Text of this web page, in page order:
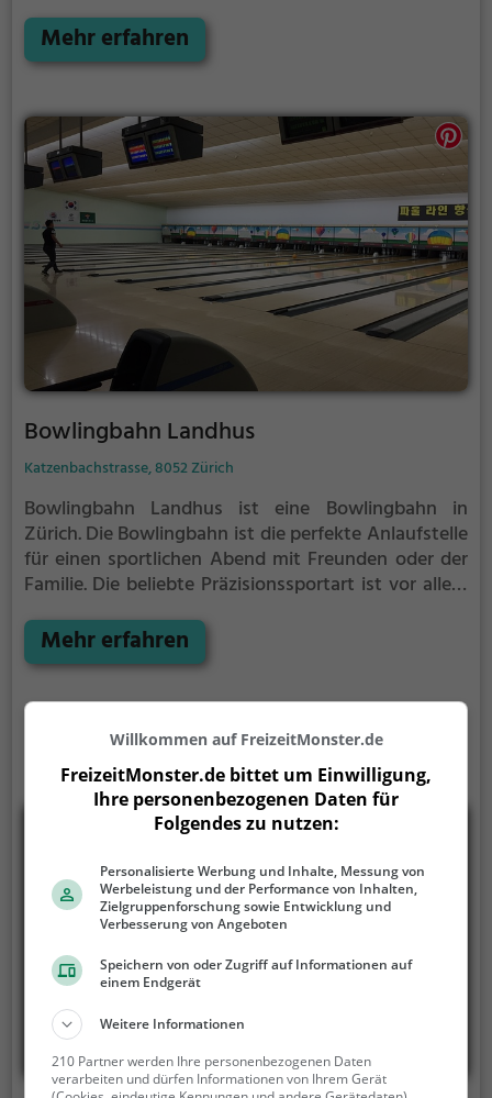
kalten Tagen eine geeignete Freizeitbeschäftigung,
sportliche Betätigung und Wettbewerbscharakter
Mehr erfahren
Bowlingbahn Landhus
Katzenbachstrasse, 8052 Zürich
Bowlingbahn Landhus ist eine Bowlingbahn in
Zürich.Die Bowlingbahn ist die perfekte Anlaufstelle
für einen sportlichen Abend mit Freunden oder der
Familie. Die beliebte Präzisionssportart ist vor allem
Freizeitbeschäftigung, sportliche Betätigung und
Wettbewerbscharakter inklusive.
Mehr erfahren
Willkommen auf FreizeitMonster.de
FreizeitMonster.de bittet um Einwilligung,
Ihre personenbezogenen Daten für
Folgendes zu nutzen:
Personalisierte Werbung und Inhalte, Messung von
Werbeleistung und der Performance von Inhalten,
Zielgruppenforschung sowie Entwicklung und
Verbesserung von Angeboten
Speichern von oder Zugriff auf Informationen auf
einem Endgerät
Weitere Informationen
210 Partner werden Ihre personenbezogenen Daten
verarbeiten und dürfen Informationen von Ihrem Gerät